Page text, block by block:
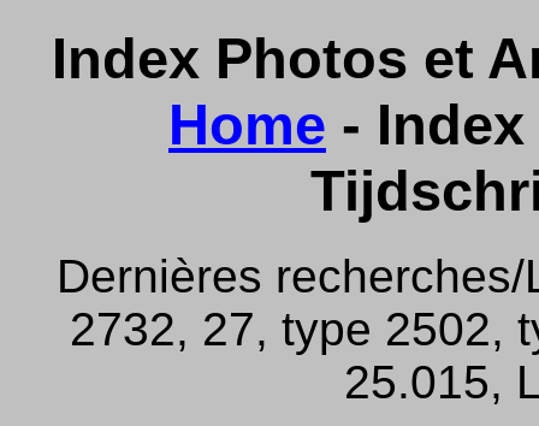
Index Photos et
Home -
Dernières
2732, 27, type 2502,
25.015,